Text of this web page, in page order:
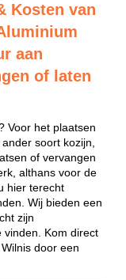
Kosten van
aan
of laten
Voor het plaatsen
soort kozijn,
of vervangen
althans voor de
hier terecht
Wij bieden een
zijn
vinden. Kom direct
door een